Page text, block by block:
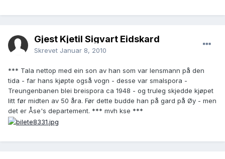
Gjest Kjetil Sigvart Eidskard
Skrevet Januar 8, 2010
*** Tala nettop med ein son av han som var lensmann på den
tida - far hans kjøpte også vogn - desse var smalspora -
Treungenbanen blei breispora ca 1948 - og truleg skjedde kjøpet
litt før midten av 50 åra. Før dette budde han på gard på Øy - men
det er Åse's departement. *** mvh kse ***